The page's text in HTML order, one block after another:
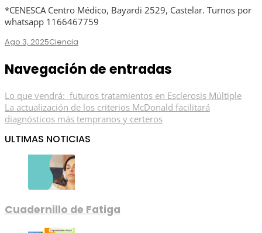
*CENESCA Centro Médico, Bayardi 2529, Castelar. Turnos por
whatsapp 1166467759
Ago 3, 2025Ciencia
Navegación de entradas
Lo que vendrá: futuros tratamientos en Esclerosis Múltiple
La actualización de los criterios McDonald facilitará
diagnósticos más tempranos y certeros
ULTIMAS NOTICIAS
Cuadernillo de Fatiga